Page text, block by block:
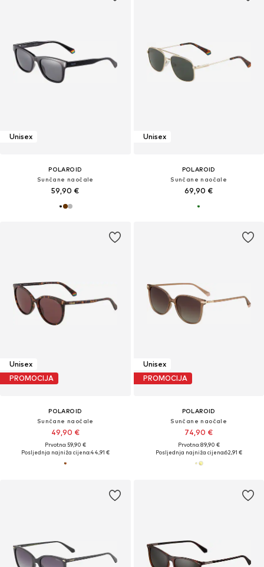
Unisex
POLAROID
Sunčane naočale
59,90 €
Unisex
POLAROID
Sunčane naočale
69,90 €
Unisex
PROMOCIJA
POLAROID
Sunčane naočale
49,90 €
Prvotno: 59,90 €
Posljednja najniža cijena:44,91 €
Unisex
PROMOCIJA
POLAROID
Sunčane naočale
74,90 €
Prvotno: 89,90 €
Posljednja najniža cijena:62,91 €